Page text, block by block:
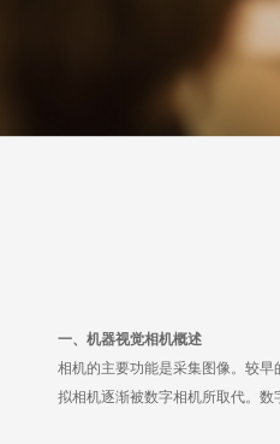
一、机器视觉相机概述
相机的主要功能是采集图像。较
拟相机逐渐被数字相机所取代。数